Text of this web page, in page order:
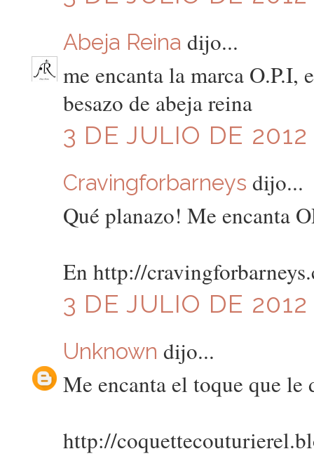
Abeja Reina dijo...
me encanta la marca O.P.I,
besazo de abeja reina
3 DE JULIO DE
Cravingforbarneys dijo...
Qué planazo! Me encanta
En http://
3 DE JULIO DE
Unknown dijo...
Me encanta el toque que
http://